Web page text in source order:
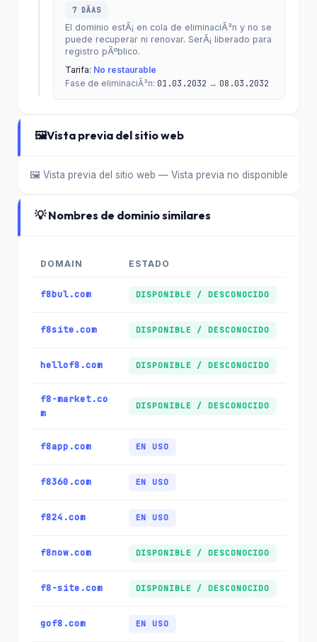
7 DÃ­AS
El dominio estÃ¡ en cola de eliminaciÃ³n y no se
puede recuperar ni renovar. SerÃ¡ liberado para
registro pÃºblico.
Tarifa: No restaurable
Fase de eliminaciÃ³n: 01.03.2032 → 08.03.2032
🖼️Vista previa del sitio web
🖼️ Vista previa del sitio web — Vista previa no disponible
💡 Nombres de dominio similares
DOMAIN ESTADO
f8bul.com DISPONIBLE / DESCONOCIDO
f8site.com DISPONIBLE / DESCONOCIDO
hellof8.com DISPONIBLE / DESCONOCIDO
f8-market.co
m
DISPONIBLE / DESCONOCIDO
f8app.com EN USO
f8360.com EN USO
f824.com EN USO
f8now.com DISPONIBLE / DESCONOCIDO
f8-site.com DISPONIBLE / DESCONOCIDO
gof8.com EN USO